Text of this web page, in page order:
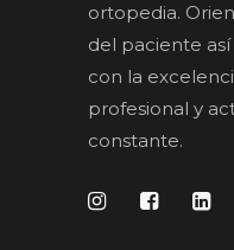
ortopedia.
del paciente
con la
profesional y
constante.